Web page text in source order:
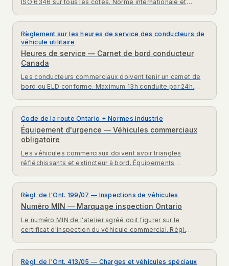
ISO 6346 sur tous les côtés. Norme internationale et
Règlement sur les heures de service des conducteurs de
véhicule utilitaire
Heures de service — Carnet de bord conducteur
Canada
Les conducteurs commerciaux doivent tenir un carnet de
bord ou ELD conforme. Maximum 13h conduite par 24h.
Code de la route Ontario + Normes industrie
Équipement d'urgence — Véhicules commerciaux
obligatoire
Les véhicules commerciaux doivent avoir triangles
réfléchissants et extincteur à bord. Équipements
Règl. de l'Ont. 199/07 — Inspections de véhicules
Numéro MIN — Marquage inspection Ontario
Le numéro MIN de l'atelier agréé doit figurer sur le
certificat d'inspection du véhicule commercial. Règl.
Règl. de l'Ont. 413/05 — Charges et véhicules spéciaux